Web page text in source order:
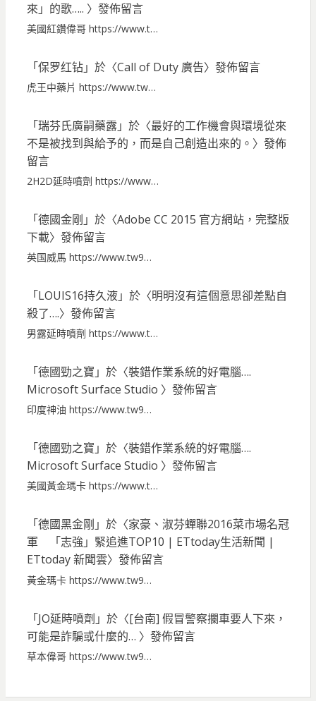
來」的歌….. 〉發佈留言
美國紅鑽偉哥 https://www.t…
「保罗红钻」於〈Call of Duty 廣告〉發佈留言
虎王中藥片 https://www.tw…
「瑞芬氏廣嗣藥露」於〈最好的工作機會與環境從來
不是被找到與給予的，而是自己創造出來的。 〉發佈
留言
2H2D延時噴劑 https://www…
「德國金剛 」於〈Adobe CC 2015 官方網站，完整版
下載〉發佈留言
英国威馬 https://www.tw9…
「LOUIS16持久液」於〈明明沒有這個意思卻差點自
殺了….〉發佈留言
男露延時噴劑 https://www.t…
「德國勁之寶 」於〈裝錯作業系統的好電腦….
Microsoft Surface Studio 〉發佈留言
印度神油 https://www.tw9…
「德國勁之寶 」於〈裝錯作業系統的好電腦….
Microsoft Surface Studio 〉發佈留言
美國黃金瑪卡 https://www.t…
「德國黑金剛 」於〈家豪、淑芬蟬聯2016菜市場名冠
軍 「志強」緊追進TOP10 | ETtoday生活新聞 |
ETtoday 新聞雲〉發佈留言
黃金瑪卡 https://www.tw9…
「JO延時噴劑 」於〈[台南] 假冒警察攔車要人下來，
可能是詐騙或什麼的… 〉發佈留言
草本偉哥 https://www.tw9…